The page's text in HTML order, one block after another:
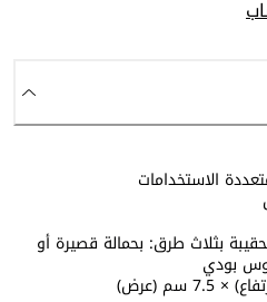
الاستخدامات
الحقيبة بثلاث طرق: بحمالة قصيرة أو
بودي